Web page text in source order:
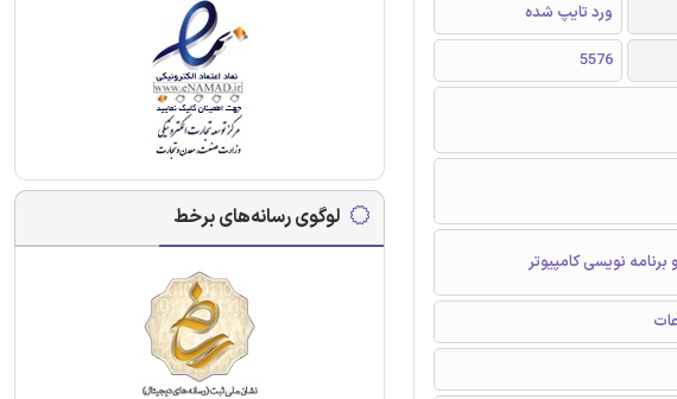
ورد تایپ شده
5576
نویسی کامپیوتر
لوگوی رسانه‌های برخط